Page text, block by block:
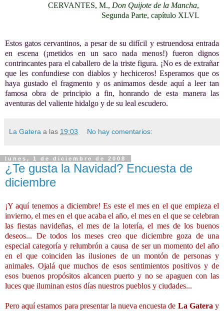
CERVANTES, M., Don Quijote de la Mancha,
Segunda Parte, capítulo XLVI.
Estos gatos cervantinos, a pesar de su difícil y estruendosa entrada
en escena (¡metidos en un saco nada menos!) fueron dignos
contrincantes para el caballero de la triste figura. ¡No es de extrañar
que les confundiese con diablos y hechiceros! Esperamos que os
haya gustado el fragmento y os animamos desde aquí a leer tan
famosa obra de principio a fin, honrando de esta manera las
aventuras del valiente hidalgo y de su leal escudero.
La Gatera a las 19:03 No hay comentarios:
lunes, 1 de diciembre de 2008
¿Te gusta la Navidad? Encuesta de
diciembre
¡Y aquí tenemos a diciembre! Es este el mes en el que empieza el
invierno, el mes en el que acaba el año, el mes en el que se celebran
las fiestas navideñas, el mes de la lotería, el mes de los buenos
deseos... De todos los meses creo que diciembre goza de una
especial categoría y relumbrón a causa de ser un momento del año
en el que coinciden las ilusiones de un montón de personas y
animales. Ojalá que muchos de esos sentimientos positivos y de
esos buenos propósitos alcancen puerto y no se apaguen con las
luces que iluminan estos días nuestros pueblos y ciudades...
Pero aquí estamos para presentar la nueva encuesta de La Gateray